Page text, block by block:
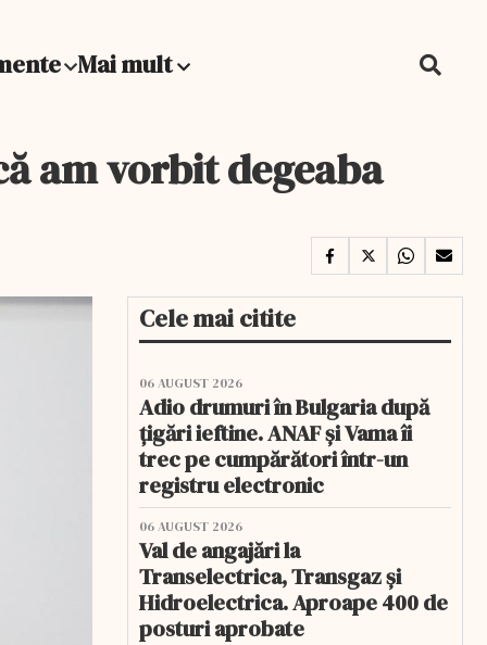
Mai mult
am vorbit degeaba
Cele mai citite
06 AUGUST 2026
Adio drumuri în Bulgaria după
țigări ieftine. ANAF și Vama îi
trec pe cumpărători într-un
registru electronic
06 AUGUST 2026
Val de angajări la
Transelectrica, Transgaz și
Hidroelectrica. Aproape 400 de
posturi aprobate